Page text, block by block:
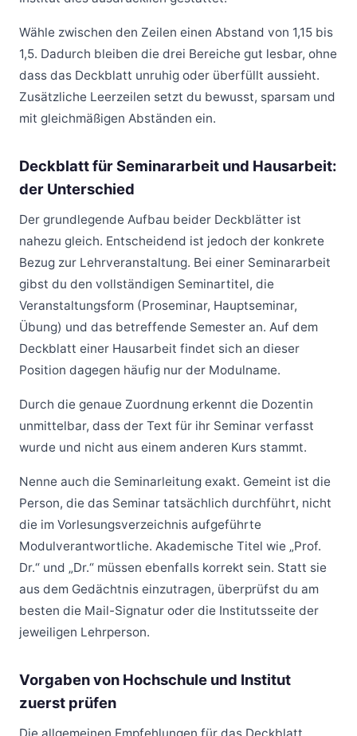
Wähle zwischen den Zeilen einen Abstand von 1,15 bis
1,5. Dadurch bleiben die drei Bereiche gut lesbar, ohne
dass das Deckblatt unruhig oder überfüllt aussieht.
Zusätzliche Leerzeilen setzt du bewusst, sparsam und
mit gleichmäßigen Abständen ein.
Deckblatt für Seminararbeit und Hausarbeit:
der Unterschied
Der grundlegende Aufbau beider Deckblätter ist
nahezu gleich. Entscheidend ist jedoch der konkrete
Bezug zur Lehrveranstaltung. Bei einer Seminararbeit
gibst du den vollständigen Seminartitel, die
Veranstaltungsform (Proseminar, Hauptseminar,
Übung) und das betreffende Semester an. Auf dem
Deckblatt einer Hausarbeit findet sich an dieser
Position dagegen häufig nur der Modulname.
Durch die genaue Zuordnung erkennt die Dozentin
unmittelbar, dass der Text für ihr Seminar verfasst
wurde und nicht aus einem anderen Kurs stammt.
Nenne auch die Seminarleitung exakt. Gemeint ist die
Person, die das Seminar tatsächlich durchführt, nicht
die im Vorlesungsverzeichnis aufgeführte
Modulverantwortliche. Akademische Titel wie „Prof.
Dr.“ und „Dr.“ müssen ebenfalls korrekt sein. Statt sie
aus dem Gedächtnis einzutragen, überprüfst du am
besten die Mail-Signatur oder die Institutsseite der
jeweiligen Lehrperson.
Vorgaben von Hochschule und Institut
zuerst prüfen
Die allgemeinen Empfehlungen für das Deckblatt